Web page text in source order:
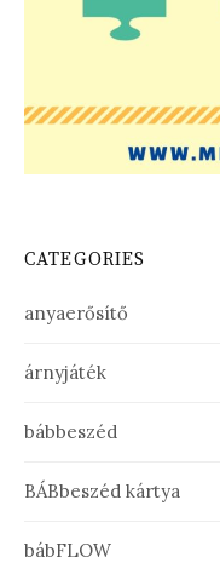
CATEGORIES
anyaerősítő
árnyjáték
bábbeszéd
BÁBbeszéd kártya
bábFLOW